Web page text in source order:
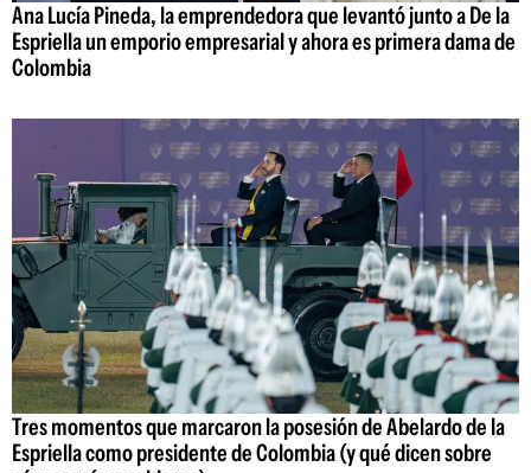
Ana Lucía Pineda, la emprendedora que levantó junto a De la
Espriella un emporio empresarial y ahora es primera dama de
Colombia
Tres momentos que marcaron la posesión de Abelardo de la
Espriella como presidente de Colombia (y qué dicen sobre